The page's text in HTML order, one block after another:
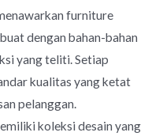
furniture
dengan bahan-bahan
yang teliti. Setiap
kualitas yang ketat
pelanggan.
koleksi desain yang